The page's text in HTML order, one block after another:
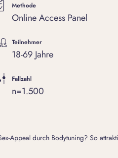
Methode
Online Access Panel
Teilnehmer
18-69 Jahre
Fallzahl
n=1.500
Appeal durch Bodytuning? So